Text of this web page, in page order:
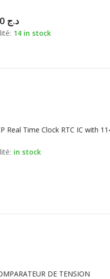
د.ج
14 in stock
in stock
DE TENSION